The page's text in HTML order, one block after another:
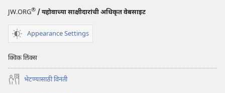
JW.ORG® / यहोवाच्या साक्षीदारांची अधिकृत वेबसाइट
Appearance Settings
क्विक लिंक्स
भेटण्यासाठी विनंती